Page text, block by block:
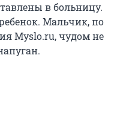
в больницу.
Мальчик, по
Myslo.ru, чудом не